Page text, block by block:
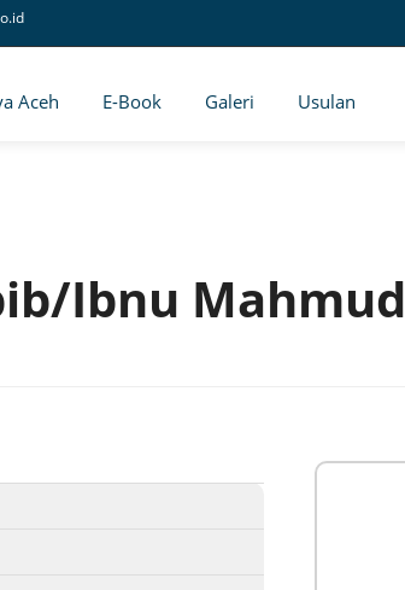
Aceh E-Book Galeri Usulan
Ibnu Mahmud